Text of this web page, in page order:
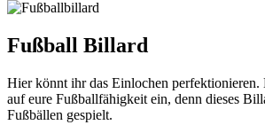
Fußball Billard
Hier könnt ihr das Einlochen perfektionieren.
auf eure Fußballfähigkeit ein, denn dieses
Fußbällen gespielt.